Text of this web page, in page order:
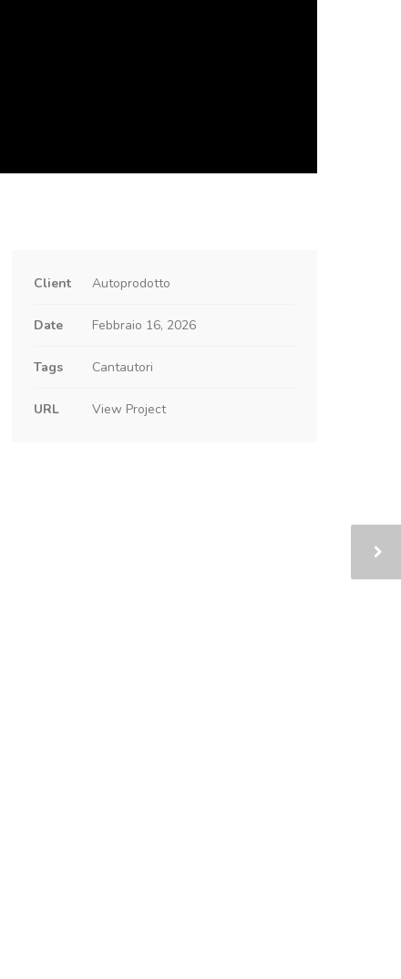
Client Autoprodotto
Date Febbraio 16, 2026
Tags Cantautori
URL View Project